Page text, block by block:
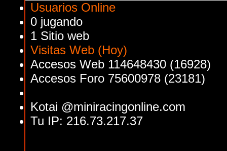
Usuarios Online
0 jugando
1 Sitio web
Visitas Web (Hoy)
Accesos Web 114648430 (16928)
Accesos Foro 75600978 (23181)
Kotai @miniracingonline.com
Tu IP: 216.73.217.37